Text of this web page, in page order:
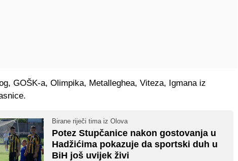
GOŠK-a, Olimpika, Metalleghea, Viteza, Igmana iz
Birane riječi tima iz Olova
Potez Stupčanice nakon gostovanja u
Hadžićima pokazuje da sportski duh u
BiH još uvijek živi